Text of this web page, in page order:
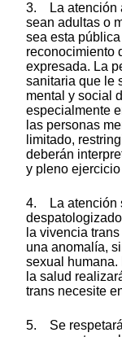
3. La atención
sean adultas o
sea esta
reconocimiento
expresada. La
sanitaria que le
mental y social
especialmente
las personas
limitado,
deberán
y pleno ejercicio
4. La atención
la vivencia
una anomalía,
sexual
la salud
trans necesite
5. Se